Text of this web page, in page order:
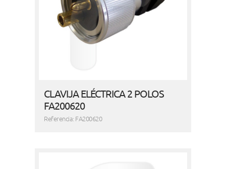
CLAVIJA ELÉCTRICA 2 POLOS
FA200620
Referencia: FA200620